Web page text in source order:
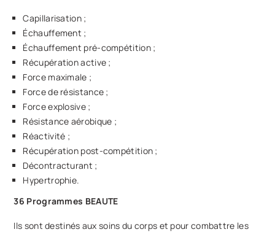
Capillarisation ;
Échauffement ;
Échauffement pré-compétition ;
Récupération active ;
Force maximale ;
Force de résistance ;
Force explosive ;
Résistance aérobique ;
Réactivité ;
Récupération post-compétition ;
Décontracturant ;
Hypertrophie.
36 Programmes BEAUTE
Ils sont destinés aux soins du corps et pour combattre les